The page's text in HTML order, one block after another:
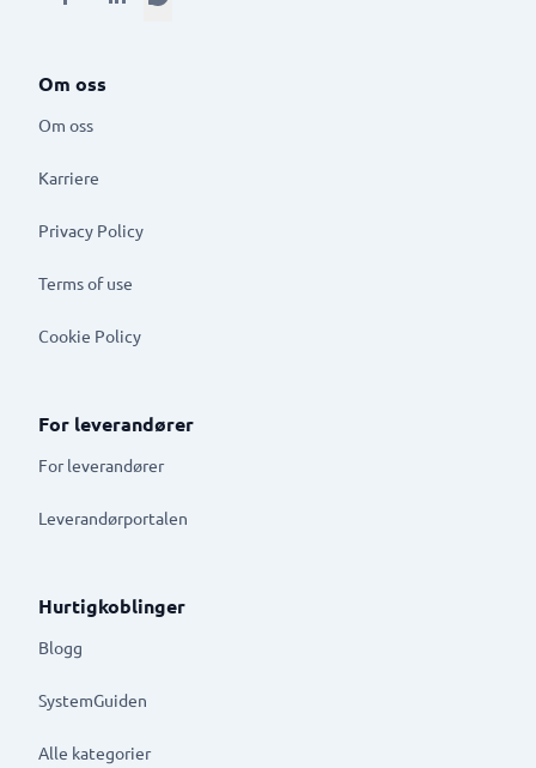
Om oss
Om oss
Karriere
Privacy Policy
Terms of use
Cookie Policy
For leverandører
For leverandører
Leverandørportalen
Hurtigkoblinger
Blogg
SystemGuiden
Alle kategorier